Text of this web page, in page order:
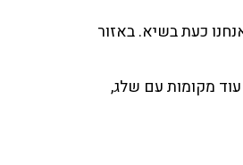
"אנחנו כעת בשיא. באזור
עוד מקומות עם שלג,